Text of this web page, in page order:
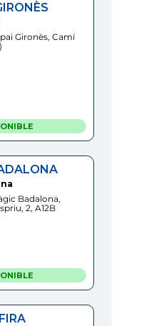
Gironès, Camí
Badalona,
2, A12B